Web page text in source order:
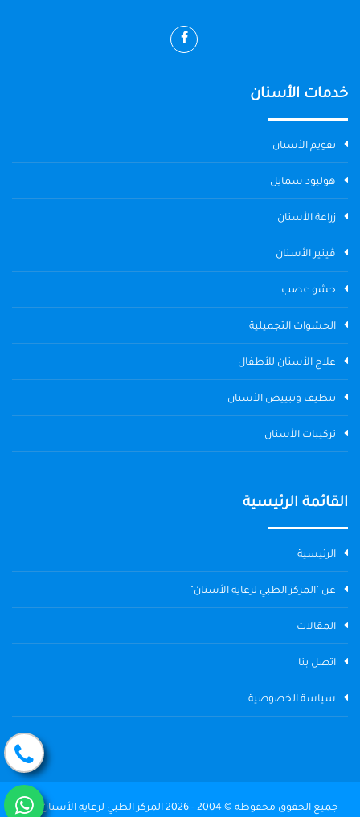
خدمات الأسنان
تقويم الأسنان
هوليود سمايل
زراعة الأسنان
ڤينير الأسنان
حشو عصب
الحشوات التجميلية
علاج الأسنان للأطفال
تنظيف وتبييض الأسنان
تركيبات الأسنان
القائمة الرئيسية
الرئيسية
عن "المركز الطبي لرعاية الأسنان"
المقالات
اتصل بنا
سياسة الخصوصية
جميع الحقوق محفوظة © 2004 - 2026 المركز الطبي لرعاية الأسنان The